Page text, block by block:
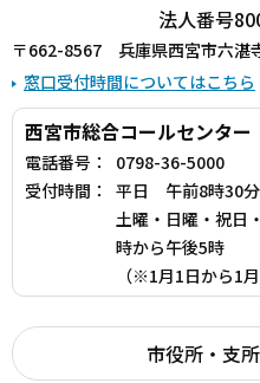
法人番号
〒662-8567 兵庫県西宮市六湛
窓口受付時間についてはこちら
西宮市総合コールセンター
電話番号：
0798-36-5000
受付時間：
平日 午前8時30
土曜・日曜・祝
時から午後5時
（※1月1日から1
市役所・支